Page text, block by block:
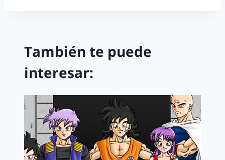
También te puede
interesar: